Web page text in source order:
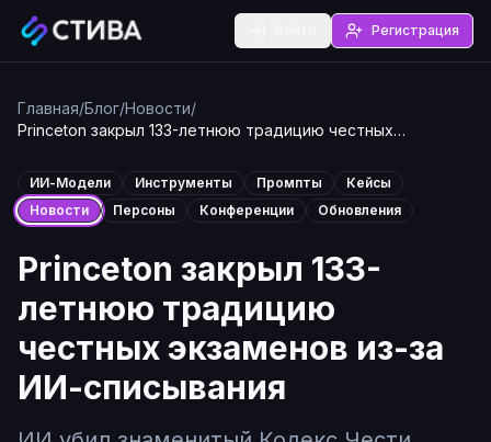
Регистрация
Главная/Блог/Новости/
Princeton закрыл 133-летнюю традицию честных
ИИ-Модели Инструменты Промпты
Кейсы
Новости
Персоны Конференции Обновления
Princeton закрыл 133-
летнюю традицию
честных экзаменов из-за
ИИ-списывания